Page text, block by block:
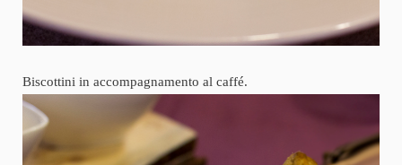
Biscottini in accompagnamento al caffé.